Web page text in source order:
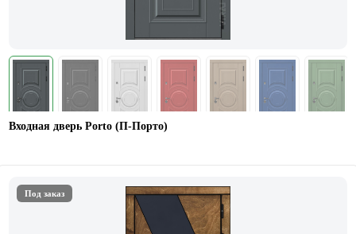
Входная дверь Porto (П-Порто)
Под заказ